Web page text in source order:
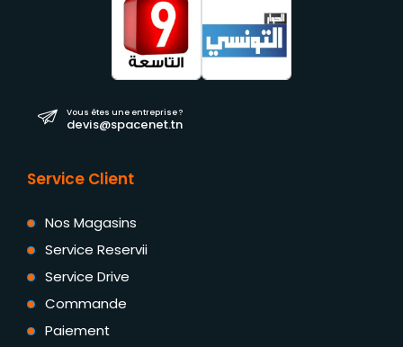
Vous êtes une entreprise ?
devis@spacenet.tn
Service Client
Nos Magasins
Service Reservii
Service Drive
Commande
Paiement